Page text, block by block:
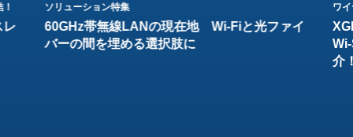
レ
ソリューション特集
60GHz帯無線LANの現在地 Wi-Fiと光ファイ
バーの間を埋める選択肢に
ワ
介